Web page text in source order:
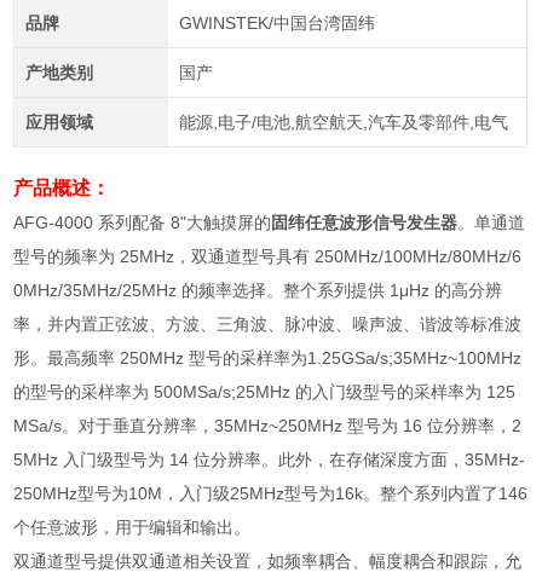
品牌 GWINSTEK/中国台湾固纬
产地类别 国产
应用领域 能源,电子/电池,航空航天,汽车及零部件,电气
产品概述：
AFG-4000 系列配备 8"大触摸屏的固纬任意波形信号发生器。单通道
型号的频率为 25MHz，双通道型号具有 250MHz/100MHz/80MHz/6
0MHz/35MHz/25MHz 的频率选择。整个系列提供 1μHz 的高分辨
率，并内置正弦波、方波、三角波、脉冲波、噪声波、谐波等标准波
形。最高频率 250MHz 型号的采样率为1.25GSa/s;35MHz~100MHz
的型号的采样率为 500MSa/s;25MHz 的入门级型号的采样率为 125
MSa/s。对于垂直分辨率，35MHz~250MHz 型号为 16 位分辨率，2
5MHz 入门级型号为 14 位分辨率。此外，在存储深度方面，35MHz-
250MHz型号为10M，入门级25MHz型号为16k。整个系列内置了146
个任意波形，用于编辑和输出。
双通道型号提供双通道相关设置，如频率耦合、幅度耦合和跟踪，允